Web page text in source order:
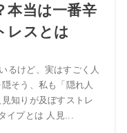
本当は一番辛
レスとは
るけど、実はすごく人
そう、私も「隠れ人
知りが及ぼすストレ
イプとは 人見...